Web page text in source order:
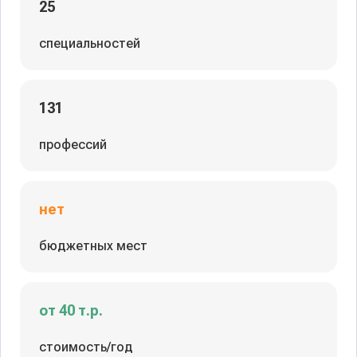
25
специальностей
131
профессий
нет
бюджетных мест
от 40 т.р.
стоимость/год